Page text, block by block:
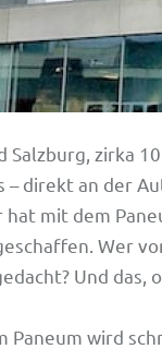
Salzburg, zirka
direkt an der
mit dem
Wer
Und das,
Paneum wird